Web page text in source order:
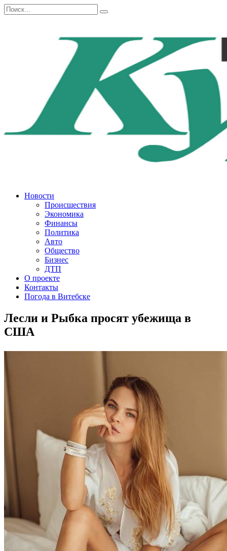
Перейти
к
Search
for:
Новости
Происшествия
Экономика
Финансы
Политика
Авто
Общество
Бизнес
ДТП
О проекте
Контакты
Погода в Витебске
Лесли и Рыбка просят убежища в
США